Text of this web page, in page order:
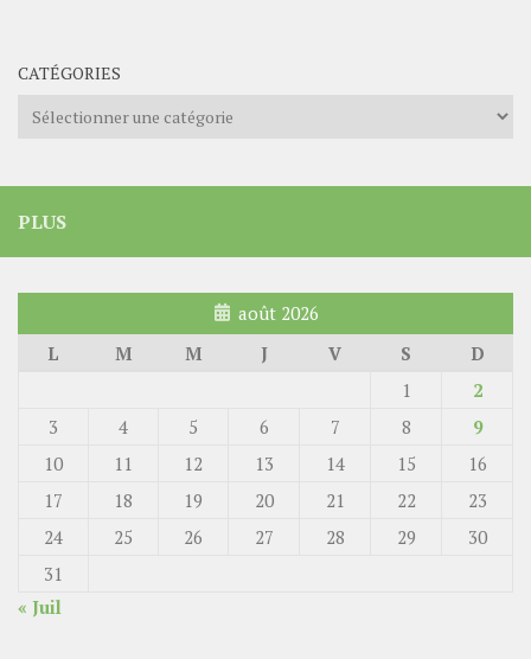
CATÉGORIES
Catégories
PLUS
août 2026
L
M M J V S
D
1
2
3
4 5 6 7 8
9
10
11 12 13 14 15
16
17
18 19 20 21 22
23
24
25 26 27 28 29
30
31
« Juil